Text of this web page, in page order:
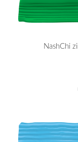
NashChi